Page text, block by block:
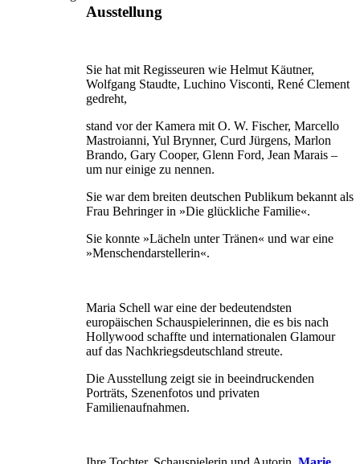
Ausstellung
Sie hat mit Regisseuren wie Helmut Käutner,
Wolfgang Staudte, Luchino Visconti, René Clement
gedreht,
stand vor der Kamera mit O. W. Fischer, Marcello
Mastroianni, Yul Brynner, Curd Jürgens, Marlon
Brando, Gary Cooper, Glenn Ford, Jean Marais –
um nur einige zu nennen.
Sie war dem breiten deutschen Publikum bekannt als
Frau Behringer in »Die glückliche Familie«.
Sie konnte »Lächeln unter Tränen« und war eine
»Menschendarstellerin«.
Maria Schell war eine der bedeutendsten
europäischen Schauspielerinnen, die es bis nach
Hollywood schaffte und internationalen Glamour
auf das Nachkriegsdeutschland streute.
Die Ausstellung zeigt sie in beeindruckenden
Porträts, Szenenfotos und privaten
Familienaufnahmen.